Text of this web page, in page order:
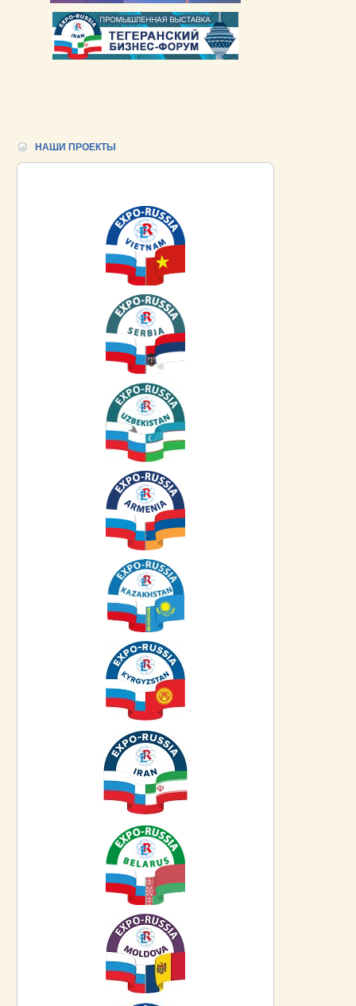
НАШИ ПРОЕКТЫ